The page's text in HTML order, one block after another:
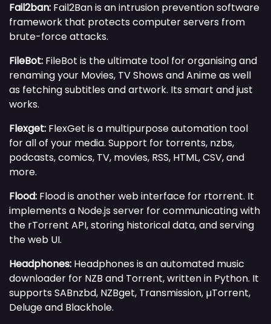
Fail2ban: Fail2Ban is an intrusion prevention software
framework that protects computer servers from
brute-force attacks.
FileBot: FileBot is the ultimate tool for organising and
renaming your Movies, TV Shows and Anime as well
as fetching subtitles and artwork. Its smart and just
works.
Flexget: FlexGet is a multipurpose automation tool
for all of your media. Support for torrents, nzbs,
podcasts, comics, TV, movies, RSS, HTML, CSV, and
more.
Flood: Flood is another web interface for rtorrent. It
implements a Node.js server for communicating with
the rTorrent API, storing historical data, and serving
the web UI.
Headphones: Headphones is an automated music
downloader for NZB and Torrent, written in Python. It
supports SABnzbd, NZBget, Transmission, µTorrent,
Deluge and Blackhole.